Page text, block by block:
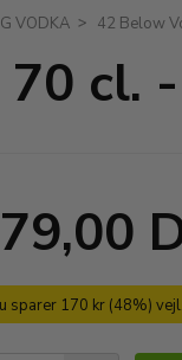
VODKA 42 Below
cl.
sparer 170 kr (48%)